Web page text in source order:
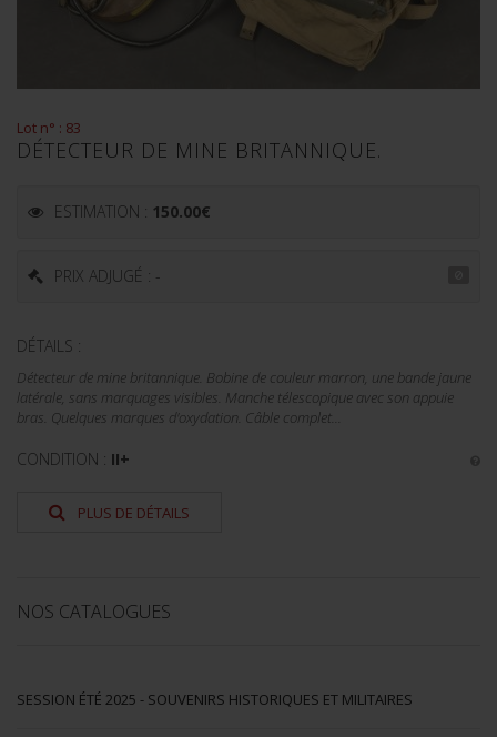
Lot n° : 83
DÉTECTEUR DE MINE BRITANNIQUE.
ESTIMATION : 150.00€
PRIX ADJUGÉ : -
DÉTAILS :
Détecteur de mine britannique. Bobine de couleur marron, une bande jaune
latérale, sans marquages visibles. Manche télescopique avec son appuie
bras. Quelques marques d'oxydation. Câble complet...
CONDITION : II+
PLUS DE DÉTAILS
NOS CATALOGUES
SESSION ÉTÉ 2025 - SOUVENIRS HISTORIQUES ET MILITAIRES